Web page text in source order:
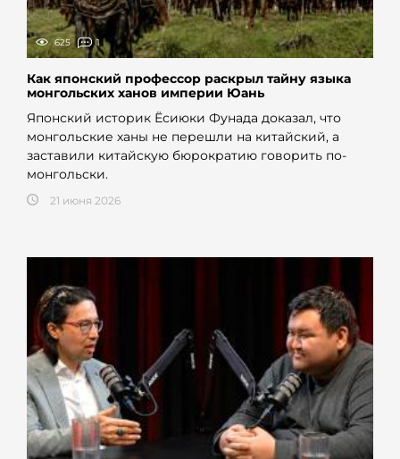
625 1
Как японский профессор раскрыл тайну языка
монгольских ханов империи Юань
Японский историк Ёсиюки Фунада доказал, что
монгольские ханы не перешли на китайский, а
заставили китайскую бюрократию говорить по-
монгольски.
21 июня 2026